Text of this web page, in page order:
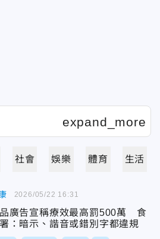
社會 娛樂 體育 生活
廣告宣稱療效最高罰500萬 食
：暗示、諧音或錯別字都違規
2026/05/22 16:31